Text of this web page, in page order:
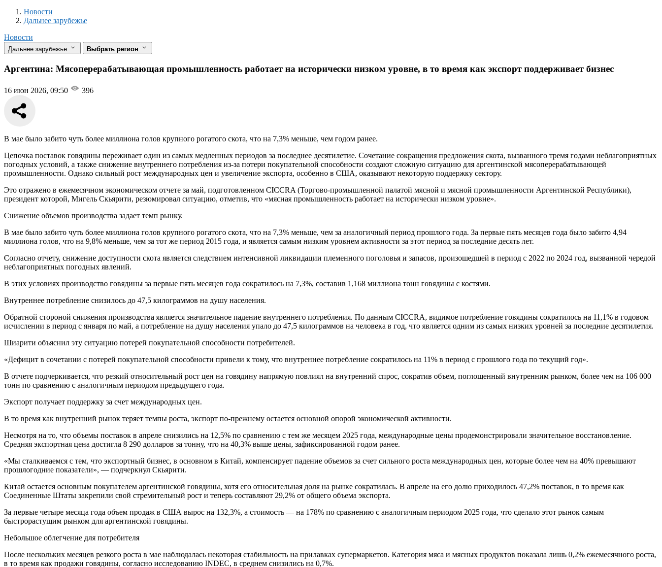
Новости
Разделы
Новости
Дальнее зарубежье
Новости
Дальнее зарубежье Выбрать регион
Аргентина: Мясоперерабатывающая промышленность работает на исторически низком уровне, в то время как экспорт поддерживает бизнес
16 июн 2026, 09:50 396
В мае было забито чуть более миллиона голов крупного рогатого скота, что на 7,3% меньше, чем годом ранее.
Цепочка поставок говядины переживает один из самых медленных периодов за последнее десятилетие. Сочетание сокращения предложения скота, вызванного тремя годами неблагоприятных
погодных условий, а также снижение внутреннего потребления из-за потери покупательной способности создают сложную ситуацию для аргентинской мясоперерабатывающей
промышленности. Однако сильный рост международных цен и увеличение экспорта, особенно в США, оказывают некоторую поддержку сектору.
Это отражено в ежемесячном экономическом отчете за май, подготовленном CICCRA (Торгово-промышленной палатой мясной и мясной промышленности Аргентинской Республики),
президент которой, Мигель Скьярити, резюмировал ситуацию, отметив, что «мясная промышленность работает на исторически низком уровне».
Снижение объемов производства задает темп рынку.
В мае было забито чуть более миллиона голов крупного рогатого скота, что на 7,3% меньше, чем за аналогичный период прошлого года. За первые пять месяцев года было забито 4,94
миллиона голов, что на 9,8% меньше, чем за тот же период 2015 года, и является самым низким уровнем активности за этот период за последние десять лет.
Согласно отчету, снижение доступности скота является следствием интенсивной ликвидации племенного поголовья и запасов, произошедшей в период с 2022 по 2024 год, вызванной чередой
неблагоприятных погодных явлений.
В этих условиях производство говядины за первые пять месяцев года сократилось на 7,3%, составив 1,168 миллиона тонн говядины с костями.
Внутреннее потребление снизилось до 47,5 килограммов на душу населения.
Обратной стороной снижения производства является значительное падение внутреннего потребления. По данным CICCRA, видимое потребление говядины сократилось на 11,1% в годовом
исчислении в период с января по май, а потребление на душу населения упало до 47,5 килограммов на человека в год, что является одним из самых низких уровней за последние десятилетия.
Шиарити объяснил эту ситуацию потерей покупательной способности потребителей.
«Дефицит в сочетании с потерей покупательной способности привели к тому, что внутреннее потребление сократилось на 11% в период с прошлого года по текущий год».
В отчете подчеркивается, что резкий относительный рост цен на говядину напрямую повлиял на внутренний спрос, сократив объем, поглощенный внутренним рынком, более чем на 106 000
тонн по сравнению с аналогичным периодом предыдущего года.
Экспорт получает поддержку за счет международных цен.
В то время как внутренний рынок теряет темпы роста, экспорт по-прежнему остается основной опорой экономической активности.
Несмотря на то, что объемы поставок в апреле снизились на 12,5% по сравнению с тем же месяцем 2025 года, международные цены продемонстрировали значительное восстановление.
Средняя экспортная цена достигла 8 290 долларов за тонну, что на 40,3% выше цены, зафиксированной годом ранее.
«Мы сталкиваемся с тем, что экспортный бизнес, в основном в Китай, компенсирует падение объемов за счет сильного роста международных цен, которые более чем на 40% превышают
прошлогодние показатели», — подчеркнул Скьярити.
Китай остается основным покупателем аргентинской говядины, хотя его относительная доля на рынке сократилась. В апреле на его долю приходилось 47,2% поставок, в то время как
Соединенные Штаты закрепили свой стремительный рост и теперь составляют 29,2% от общего объема экспорта.
За первые четыре месяца года объем продаж в США вырос на 132,3%, а стоимость — на 178% по сравнению с аналогичным периодом 2025 года, что сделало этот рынок самым
быстрорастущим рынком для аргентинской говядины.
Небольшое облегчение для потребителя
После нескольких месяцев резкого роста в мае наблюдалась некоторая стабильность на прилавках супермаркетов. Категория мяса и мясных продуктов показала лишь 0,2% ежемесячного роста,
в то время как продажи говядины, согласно исследованию INDEC, в среднем снизились на 0,7%.